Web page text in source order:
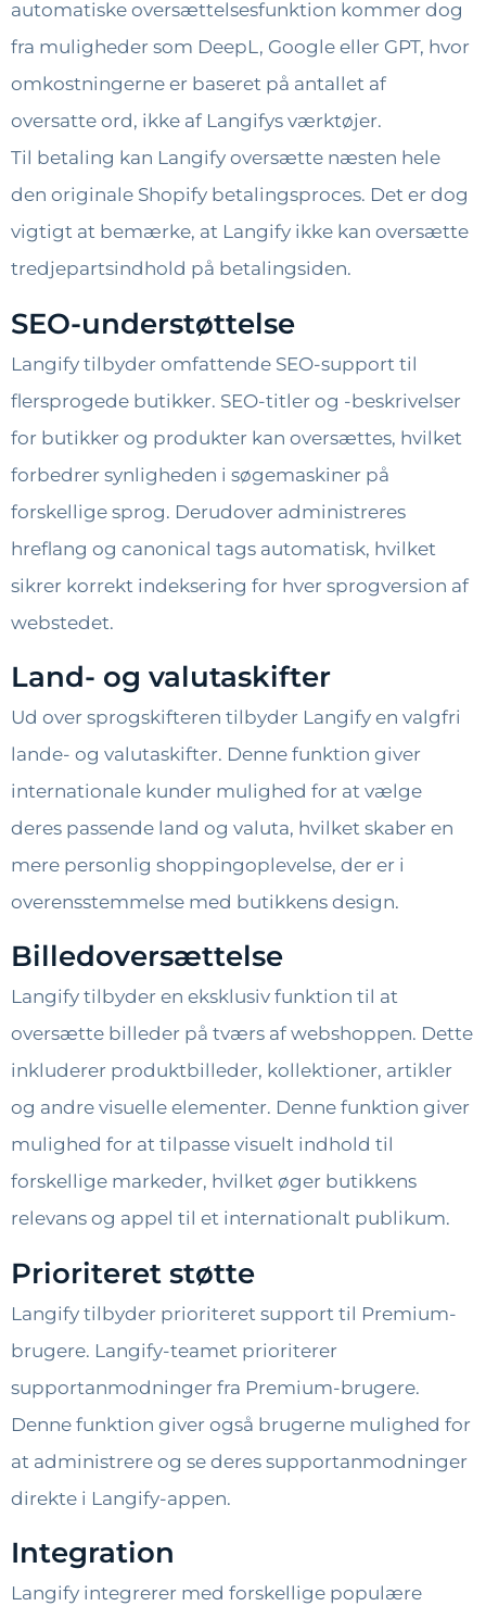
automatiske oversættelsesfunktion kommer dog
fra muligheder som DeepL, Google eller GPT, hvor
omkostningerne er baseret på antallet af
oversatte ord, ikke af Langifys værktøjer.
Til betaling kan Langify oversætte næsten hele
den originale Shopify betalingsproces. Det er dog
vigtigt at bemærke, at Langify ikke kan oversætte
tredjepartsindhold på betalingsiden.
SEO-understøttelse
Langify tilbyder omfattende SEO-support til
flersprogede butikker. SEO-titler og -beskrivelser
for butikker og produkter kan oversættes, hvilket
forbedrer synligheden i søgemaskiner på
forskellige sprog. Derudover administreres
hreflang og canonical tags automatisk, hvilket
sikrer korrekt indeksering for hver sprogversion af
webstedet.
Land- og valutaskifter
Ud over sprogskifteren tilbyder Langify en valgfri
lande- og valutaskifter. Denne funktion giver
internationale kunder mulighed for at vælge
deres passende land og valuta, hvilket skaber en
mere personlig shoppingoplevelse, der er i
overensstemmelse med butikkens design.
Billedoversættelse
Langify tilbyder en eksklusiv funktion til at
oversætte billeder på tværs af webshoppen. Dette
inkluderer produktbilleder, kollektioner, artikler
og andre visuelle elementer. Denne funktion giver
mulighed for at tilpasse visuelt indhold til
forskellige markeder, hvilket øger butikkens
relevans og appel til et internationalt publikum.
Prioriteret støtte
Langify tilbyder prioriteret support til Premium-
brugere. Langify-teamet prioriterer
supportanmodninger fra Premium-brugere.
Denne funktion giver også brugerne mulighed for
at administrere og se deres supportanmodninger
direkte i Langify-appen.
Integration
Langify integrerer med forskellige populære